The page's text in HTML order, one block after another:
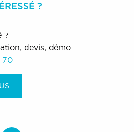
?
?
devis, démo.
70